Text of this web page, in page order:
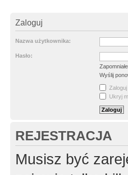
Zaloguj
Nazwa użytkownika:
Hasło:
Wyślij
Ukryj
REJESTRACJA
Musisz być